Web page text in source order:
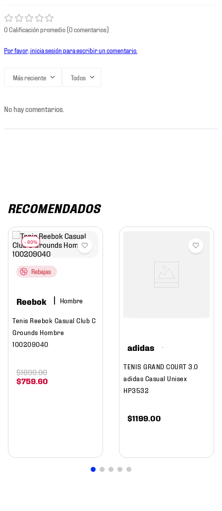
0 Calificación promedio(0 comentarios)
Por favor, inicia sesión para escribir un comentario.
Más reciente Todos
No hay comentarios.
RECOMENDADOS
Rebajas
Reebok Hombre
Tenis Reebok Casual Club C
Grounds Hombre
100209040
$759.60
$1899.00
adidas
TENIS GRAND COURT 3.0
adidas Casual Unisex
HP3532
$1199.00